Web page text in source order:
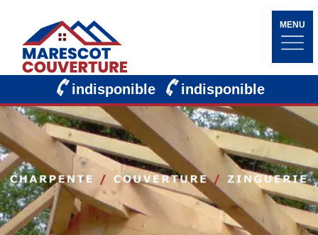
MENU
indisponible indisponible